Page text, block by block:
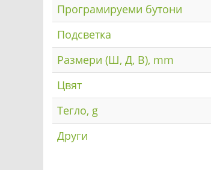
Програмируеми бутони
Подсветка
Размери (Ш, Д, В), mm
Цвят
Тегло, g
Други